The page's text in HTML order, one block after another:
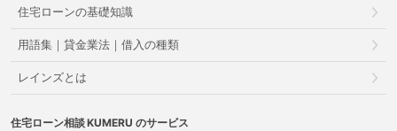
住宅ローンの基礎知識
用語集｜貸金業法｜借入の種類
レインズとは
住宅ローン相談 のサービス